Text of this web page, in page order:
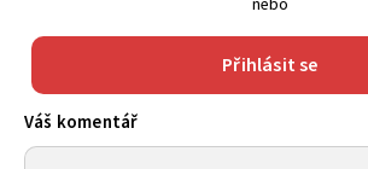
nebo
Přihlásit se
Váš komentář